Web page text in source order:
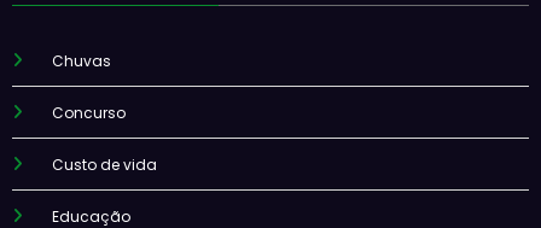
Chuvas
Concurso
Custo de vida
Educação